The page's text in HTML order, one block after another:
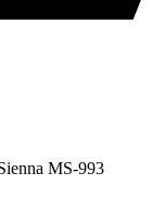
MS-993